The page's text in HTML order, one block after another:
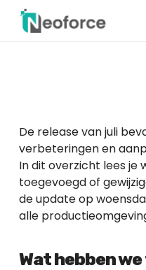
Overslaan
naar
De release van juli
verbeteringen en
In dit overzicht lees je
toegevoegd of
de update op
alle
Wat hebben